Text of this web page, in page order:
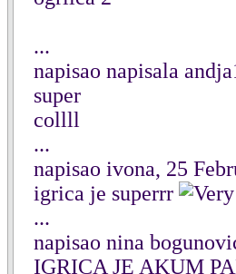
...
napisao napisala
super
collll
...
napisao ivona, 25
igrica je superrr
...
napisao nina
IGRICA JE AKUM